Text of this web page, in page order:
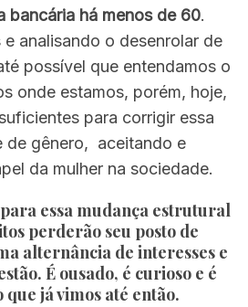
bancária há menos de 60.
analisando o desenrolar de
possível que entendamos o
onde estamos, porém, hoje,
para corrigir essa
de gênero, aceitando e
da mulher na sociedade.
essa mudança estrutural
perderão seu posto de
alternância de interesses e
É ousado, é curioso e é
já vimos até então.